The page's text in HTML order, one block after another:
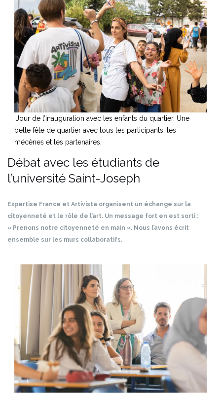
Jour de l’inauguration avec les enfants du quartier. Une
belle fête de quartier avec tous les participants, les
mécènes et les partenaires.
Débat avec les étudiants de
l’université Saint-Joseph
Expertise France et Artivista organisent un échange sur la
citoyenneté et le rôle de l’art. Un message fort en est sorti :
« Prenons notre citoyenneté en main ». Nous l’avons écrit
ensemble sur les murs collaboratifs.